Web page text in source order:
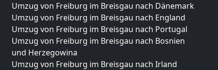
Umzug von Freiburg im Breisgau nach Dänemark
Umzug von Freiburg im Breisgau nach England
Umzug von Freiburg im Breisgau nach Portugal
Umzug von Freiburg im Breisgau nach Bosnien
und Herzegowina
Umzug von Freiburg im Breisgau nach Irland